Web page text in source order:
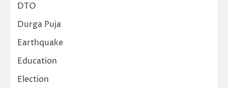
DTO
Durga Puja
Earthquake
Education
Election